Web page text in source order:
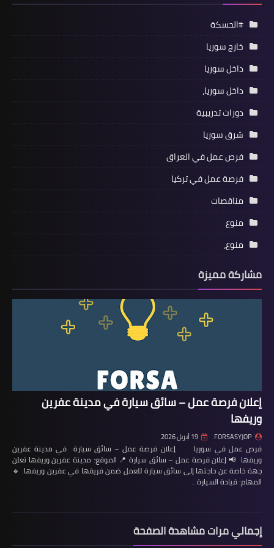
#الحسكة
خارج سوريا
داخل سوريا
داخل سوريا،
دورات تدريبية
شرق سوريا
فرص عمل في العراق
فرصة عمل في تركيا
مناقصات
منوع
منوع،
مشاركة مميزة
إعلان فرصة عمل – سائق سيارة في مدينة عفرين
وريفها
FORSASYJOP 19 أبريل 2026
فرص عمل في سوريا إعلان فرصة عمل – سائق سيارة في مدينة عفرين
وريفها 📢 إعلان فرصة عمل – سائق سيارة 📍 الموقع: مدينة عفرين وريفها تعلن
جهة خاصة عن حاجتها إلى سائق سيارة للعمل ضمن فريقها في عفرين وريفها. 🔹
المهام: قيادة السيارة…
إجمالي مرات مشاهدة الصفحة